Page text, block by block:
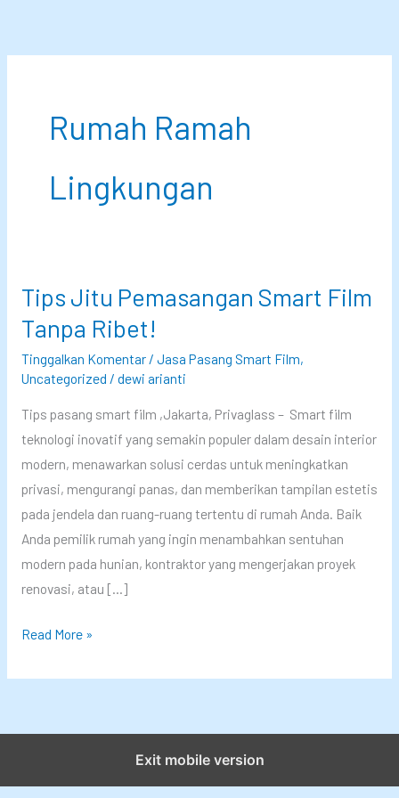
konten
Rumah Ramah
Lingkungan
Tips Jitu Pemasangan Smart Film
Tanpa Ribet!
Tinggalkan Komentar / Jasa Pasang Smart Film,
Uncategorized / dewi arianti
Tips pasang smart film ,Jakarta, Privaglass – Smart film
teknologi inovatif yang semakin populer dalam desain interior
modern, menawarkan solusi cerdas untuk meningkatkan
privasi, mengurangi panas, dan memberikan tampilan estetis
pada jendela dan ruang-ruang tertentu di rumah Anda. Baik
Anda pemilik rumah yang ingin menambahkan sentuhan
modern pada hunian, kontraktor yang mengerjakan proyek
renovasi, atau […]
T
p
J
t
Read More »
Exit mobile version